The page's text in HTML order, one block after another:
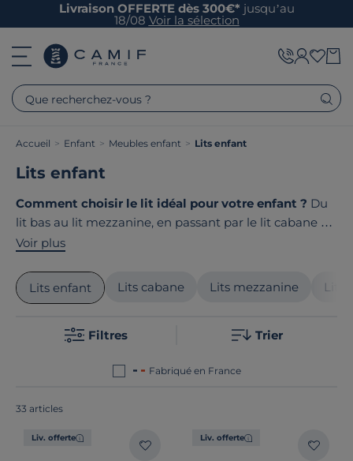
Livraison OFFERTE dès 300€* jusqu’au
18/08 Voir la sélection
Que recherchez-vous ?
Accueil > Enfant > Meubles enfant > Lits enfant
Lits enfant
Comment choisir le lit idéal pour votre enfant ? Du
lit bas au lit mezzanine, en passant par le lit cabane ou
le lit superposé, offrez à votre petit un cocon
Sommier, rangements intégrés, barrière de sécurité...
Chaque détail compte pour des nuits paisibles et
fabriqués en France ou en Europe!
Voir plus
Lits enfant Lits cabane Lits mezzanine Lits
Filtres Trier
Fabriqué en France
33 articles
Liv. offerte Liv. offerte